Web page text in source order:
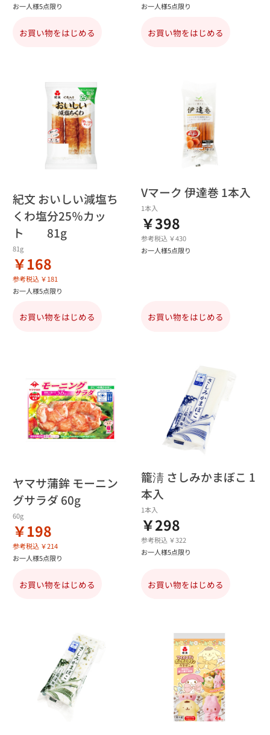
お一人様5点限り
お買い物をはじめる
お一人様5点限り
お買い物をはじめる
紀文 おいしい減塩ち
くわ塩分25％カッ
ト 81g
81g
￥168
参考税込 ￥181
お一人様5点限り
お買い物をはじめる
Vマーク 伊達巻 1本入
1本入
￥398
参考税込 ￥430
お一人様5点限り
お買い物をはじめる
ヤマサ蒲鉾 モーニン
グサラダ 60g
60g
￥198
参考税込 ￥214
お一人様5点限り
お買い物をはじめる
籠淸 さしみかまぼこ 1
本入
1本入
￥298
参考税込 ￥322
お一人様5点限り
お買い物をはじめる